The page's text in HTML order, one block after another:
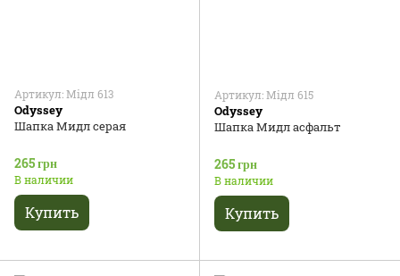
Артикул: Мідл 613
Odyssey
Шапка Мидл серая
265 грн
В наличии
Купить
Артикул: Мідл 615
Odyssey
Шапка Мидл асфальт
265 грн
В наличии
Купить